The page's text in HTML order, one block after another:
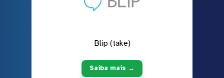
Blip (take)
Saiba mais →